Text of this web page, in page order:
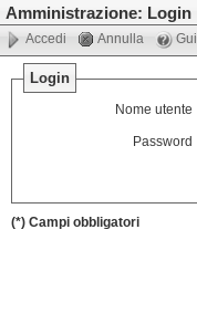
Amministrazione: Login
Accedi Annulla
Login
Nome utente
Password
(*) Campi obbligatori